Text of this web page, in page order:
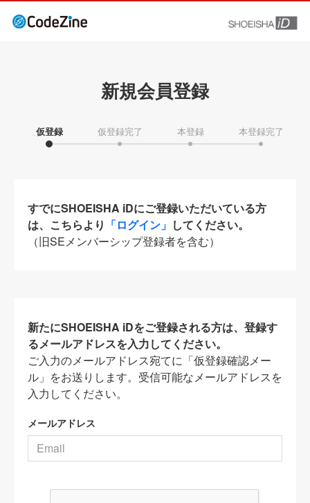
新規会員登録
仮登録 仮登録完了 本登録 本登録完了
すでにSHOEISHA iDにご登録いただいている方
は、こちらより 「ログイン」 してください。
（旧SEメンバーシップ登録者を含む）
新たにSHOEISHA iDをご登録される方は、登録す
るメールアドレスを入力してください。
ご入力のメールアドレス宛てに「仮登録確認メー
ル」をお送りします。受信可能なメールアドレスを
入力してください。
メールアドレス